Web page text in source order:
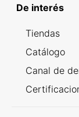
De interés
Tiendas
Catálogo
Canal de